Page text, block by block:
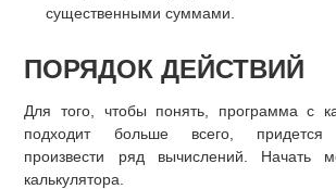
существенными суммами.
ПОРЯДОК ДЕЙСТВИЙ
Для того, чтобы понять, программа с
подходит больше всего, придется
произвести ряд вычислений. Начать
калькулятора.